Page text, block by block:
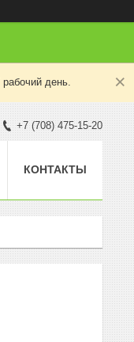
день.
+7 (708) 475-15-20
КОНТАКТЫ